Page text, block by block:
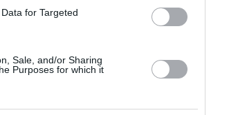
for Targeted
Sale, and/or Sharing
Purposes for which it